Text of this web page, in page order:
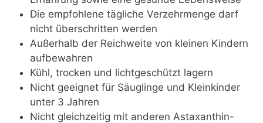
Die empfohlene tägliche Verzehrmenge darf
nicht überschritten werden
Außerhalb der Reichweite von kleinen Kindern
aufbewahren
Kühl, trocken und lichtgeschützt lagern
Nicht geeignet für Säuglinge und Kleinkinder
unter 3 Jahren
Nicht gleichzeitig mit anderen Astaxanthin-